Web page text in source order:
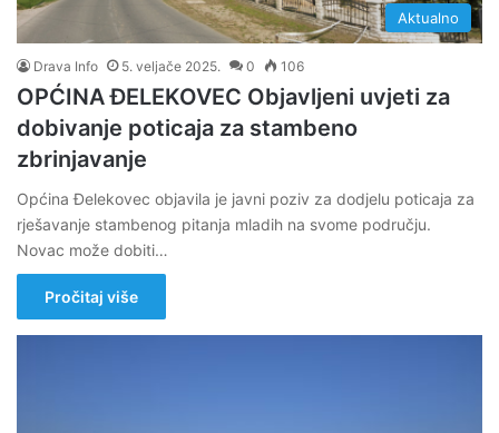
Aktualno
Drava Info 5. veljače 2025. 0 106
OPĆINA ĐELEKOVEC Objavljeni uvjeti za
dobivanje poticaja za stambeno
zbrinjavanje
Općina Đelekovec objavila je javni poziv za dodjelu poticaja za
rješavanje stambenog pitanja mladih na svome području.
Novac može dobiti…
Pročitaj više